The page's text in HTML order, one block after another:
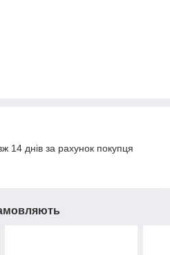
14 днів за рахунок покупця